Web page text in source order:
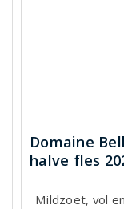
Domaine
halve fles
Mildzoet, vol